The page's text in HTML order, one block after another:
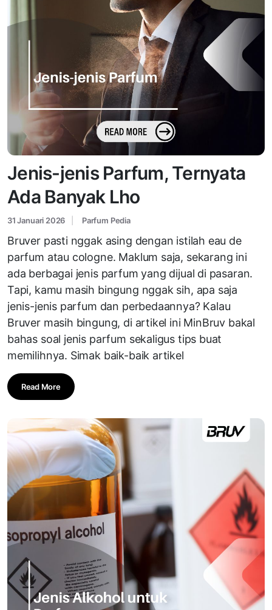
Jenis-jenis Parfum, Ternyata
Ada Banyak Lho
31 Januari 2026 Parfum Pedia
Bruver pasti nggak asing dengan istilah eau de
parfum atau cologne. Maklum saja, sekarang ini
ada berbagai jenis parfum yang dijual di pasaran.
Tapi, kamu masih bingung nggak sih, apa saja
jenis-jenis parfum dan perbedaannya? Kalau
Bruver masih bingung, di artikel ini MinBruv bakal
bahas soal jenis parfum sekaligus tips buat
memilihnya. Simak baik-baik artikel
Read More